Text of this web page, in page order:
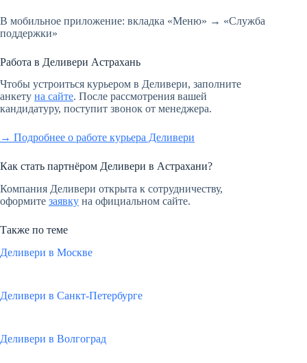
В мобильное приложение: вкладка «Меню» → «Служба
поддержки»
Работа в Деливери Астрахань
Чтобы устроиться курьером в Деливери, заполните
анкету на сайте. После рассмотрения вашей
кандидатуру, поступит звонок от менеджера.
→ Подробнее о работе курьера Деливери
Как стать партнёром Деливери в Астрахани?
Компания Деливери открыта к сотрудничеству,
оформите заявку на официальном сайте.
Также по теме
Деливери в Москве
Деливери в Санкт-Петербурге
Деливери в Волгоград